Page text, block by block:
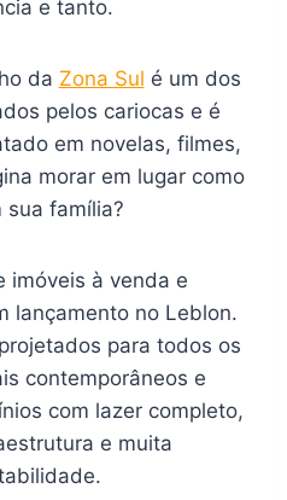
e tanto.
da Zona Sul é um dos
pelos cariocas e é
em novelas, filmes,
morar em lugar como
sua família?
imóveis à venda e
lançamento no Leblon.
para todos os
contemporâneos e
com lazer completo,
e muita